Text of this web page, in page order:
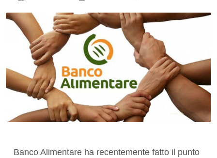
Banco Alimentare ha recentemente fatto il punto